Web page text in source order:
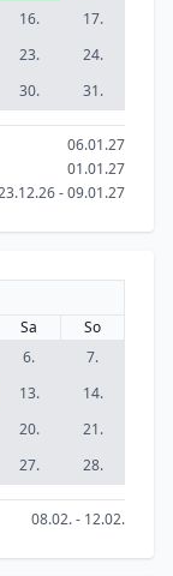
16.
17.
23.
24.
30. 31.
06.01.27
01.01.27
- 09.01.27
Sa
So
6.
7.
13.
14.
20.
21.
27. 28.
08.02. - 12.02.